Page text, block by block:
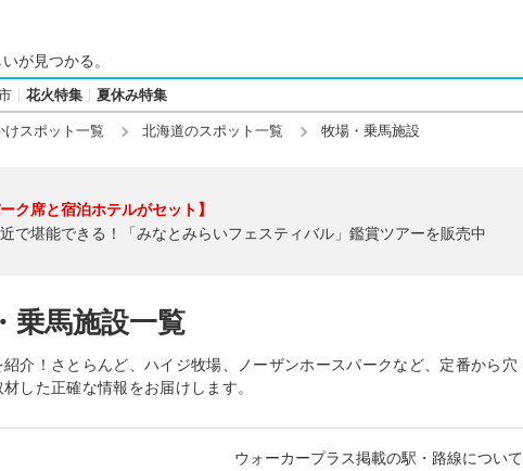
が見つかる。
花火特集 夏休み特集
けスポット一覧 北海道のスポット一覧 牧場・乗馬施設
ーク席と宿泊ホテルがセット】
で堪能できる！「みなとみらいフェスティバル」鑑賞ツアーを販売中
乗馬施設一覧
介！さとらんど、ハイジ牧場、ノーザンホースパークなど、定番から穴
した正確な情報をお届けします。
ウォーカープラス掲載の駅・路線について